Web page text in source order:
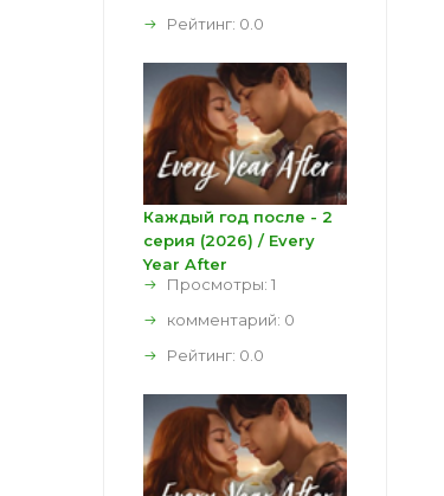
Рейтинг: 0.0
Каждый год после - 2
серия (2026) / Every
Year After
Просмотры: 1
комментарий: 0
Рейтинг: 0.0